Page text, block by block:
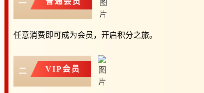
一
任意消费即可成为会员 ， 开启积分之旅。
二 VIP会员